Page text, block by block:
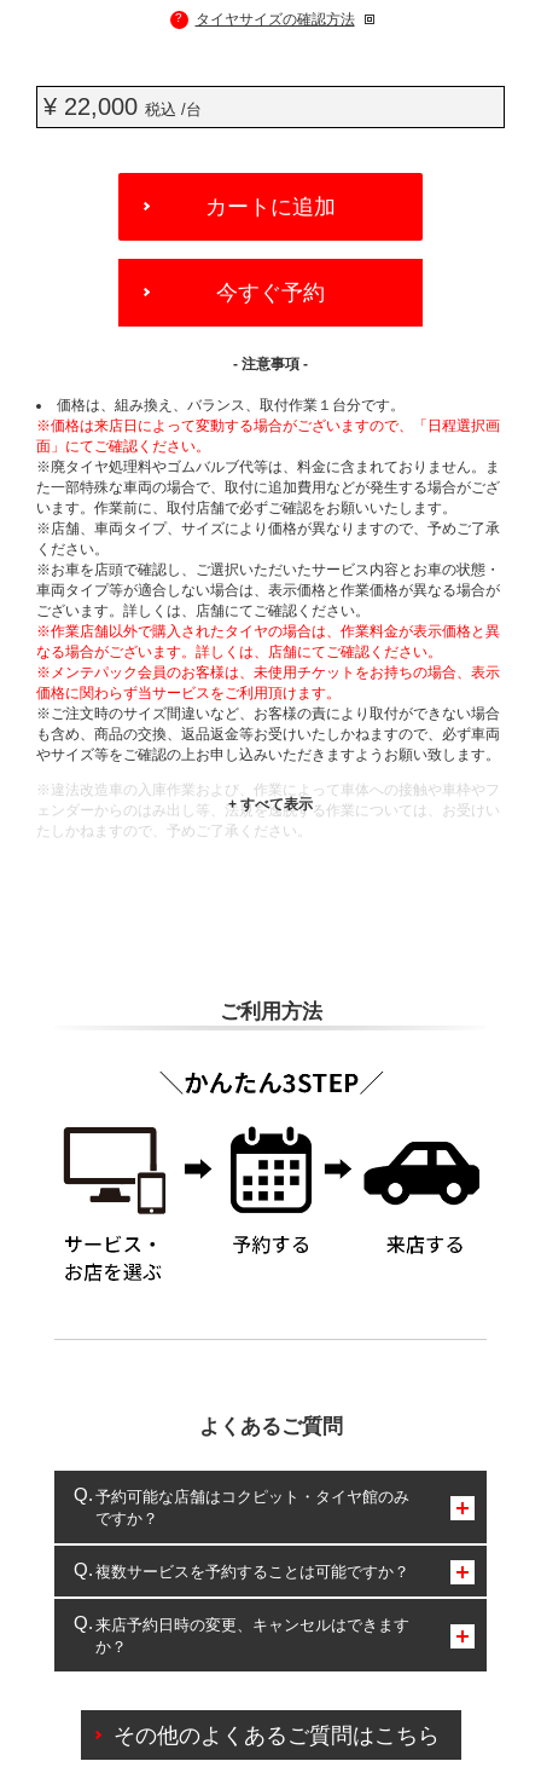
? タイヤサイズの確認方法
¥ 22,000 税込 /台
OPTIONS
カートに追加
今すぐ予約
- 注意事項 -
価格は、組み換え、バランス、取付作業１台分です。
※価格は来店日によって変動する場合がございますので、「日程選択画
面」にてご確認ください。
※廃タイヤ処理料やゴムバルブ代等は、料金に含まれておりません。ま
た一部特殊な車両の場合で、取付に追加費用などが発生する場合がござ
います。作業前に、取付店舗で必ずご確認をお願いいたします。
※店舗、車両タイプ、サイズにより価格が異なりますので、予めご了承
ください。
※お車を店頭で確認し、ご選択いただいたサービス内容とお車の状態・
車両タイプ等が適合しない場合は、表示価格と作業価格が異なる場合が
ございます。詳しくは、店舗にてご確認ください。
※作業店舗以外で購入されたタイヤの場合は、作業料金が表示価格と異
なる場合がございます。詳しくは、店舗にてご確認ください。
※メンテパック会員のお客様は、未使用チケットをお持ちの場合、表示
価格に関わらず当サービスをご利用頂けます。
※ご注文時のサイズ間違いなど、お客様の責により取付ができない場合
も含め、商品の交換、返品返金等お受けいたしかねますので、必ず車両
やサイズ等をご確認の上お申し込みいただきますようお願い致します。
※違法改造車の入庫作業および、作業によって車体への接触や車枠やフ
ェンダーからのはみ出し等、法規を逸脱する作業については、お受けい
たしかねますので、予めご了承ください。
ご利用方法
よくあるご質問
予約可能な店舗はコクピット・タイヤ館のみ
ですか？
コクピット・タイヤ館のみとなります。
複数サービスを予約することは可能ですか？
複数サービスのご予約は可能です。
一部の商品・サービスの組み合わせに限り、同時にご予約が
出来ないものもございます。
来店予約日時の変更、キャンセルはできます
か？
ご来店予約日の3営業日前を過ぎている場合のご予約
の日時変更につきましては、直接ご予約の店舗まで
その他のよくあるご質問はこちら